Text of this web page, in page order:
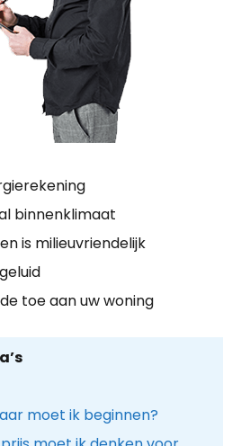
binnenklimaat
is milieuvriendelijk
toe aan uw woning
moet ik beginnen?